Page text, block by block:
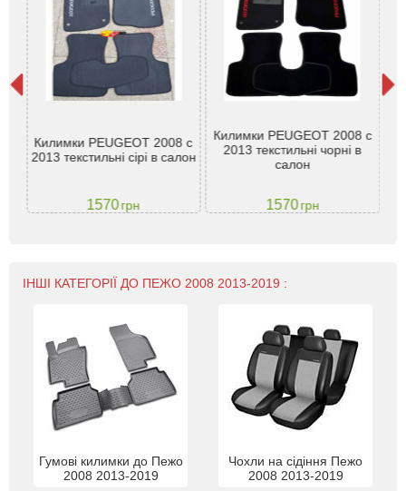
Килимки PEUGEOT 2008 c
2013 текстильні сірі в салон
1570грн
Килимки PEUGEOT 2008 c
2013 текстильні чорні в
салон
1570грн
ІНШІ КАТЕГОРІЇ ДО ПЕЖО 2008 2013-2019 :
Гумові килимки до Пежо
2008 2013-2019
Чохли на сідіння Пежо
2008 2013-2019